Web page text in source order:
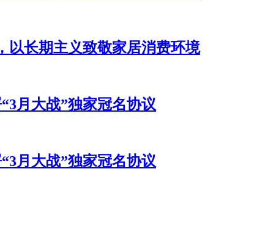
以长期主义致敬家居消费环境
月大战”独家冠名协议
月大战”独家冠名协议